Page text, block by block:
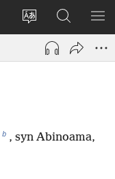
Wybór
języka
Logowanie
(opens
window)
Szukaj
na
JW.ORG
b , syn Abinoama,